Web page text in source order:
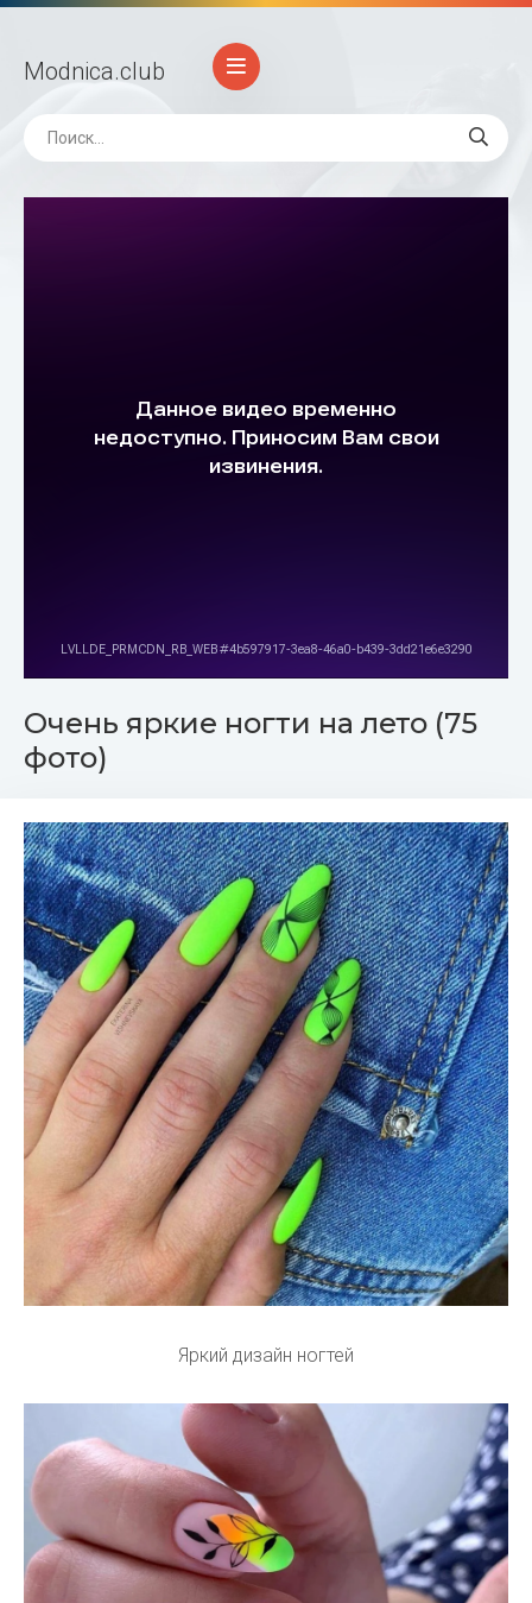
Modnica.club
Очень яркие ногти на лето (75
фото)
Яркий дизайн ногтей